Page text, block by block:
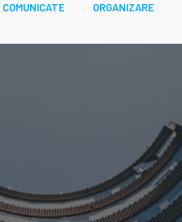
COMUNICATE ORGANIZARE